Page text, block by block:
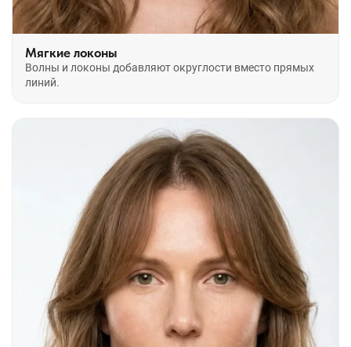
Мягкие локоны
Волны и локоны добавляют округлости вместо прямых
линий.